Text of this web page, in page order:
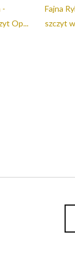
-
Op...
Fajna
szczyt